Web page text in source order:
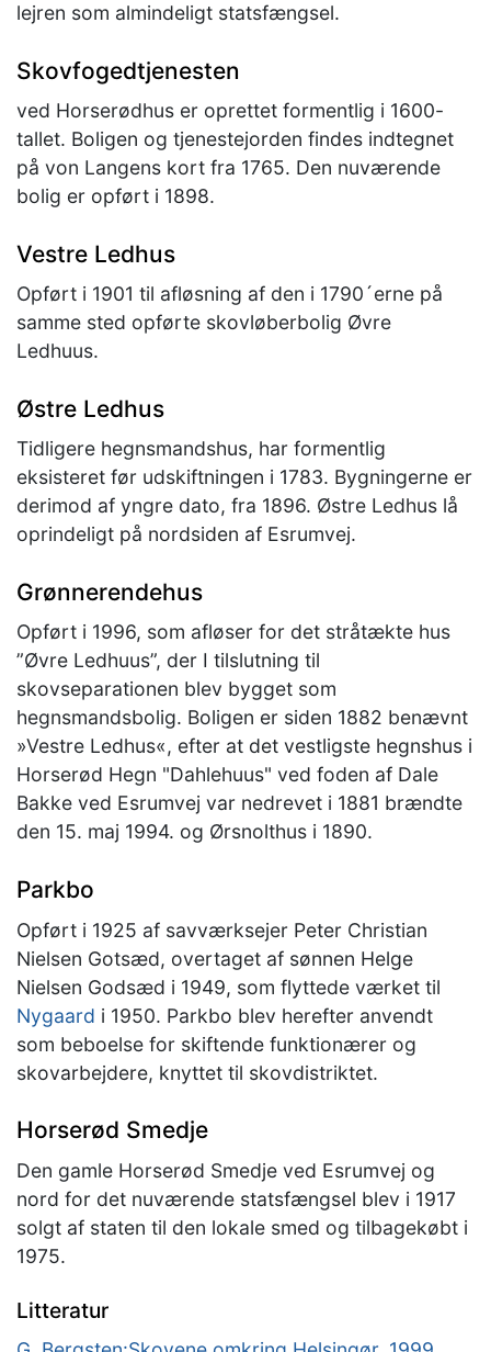
lejren som almindeligt statsfængsel.
Skovfogedtjenesten
ved Horserødhus er oprettet formentlig i 1600-
tallet. Boligen og tjenestejorden findes indtegnet
på von Langens kort fra 1765. Den nuværende
bolig er opført i 1898.
Vestre Ledhus
Opført i 1901 til afløsning af den i 1790´erne på
samme sted opførte skovløberbolig Øvre
Ledhuus.
Østre Ledhus
Tidligere hegnsmandshus, har formentlig
eksisteret før udskiftningen i 1783. Bygningerne er
derimod af yngre dato, fra 1896. Østre Ledhus lå
oprindeligt på nordsiden af Esrumvej.
Grønnerendehus
Opført i 1996, som afløser for det stråtækte hus
”Øvre Ledhuus”, der I tilslutning til
skovseparationen blev bygget som
hegnsmandsbolig. Boligen er siden 1882 benævnt
»Vestre Ledhus«, efter at det vestligste hegnshus i
Horserød Hegn "Dahlehuus" ved foden af Dale
Bakke ved Esrumvej var nedrevet i 1881 brændte
den 15. maj 1994. og Ørsnolthus i 1890.
Parkbo
Opført i 1925 af savværksejer Peter Christian
Nielsen Gotsæd, overtaget af sønnen Helge
Nielsen Godsæd i 1949, som flyttede værket til
Nygaard i 1950. Parkbo blev herefter anvendt
som beboelse for skiftende funktionærer og
skovarbejdere, knyttet til skovdistriktet.
Horserød Smedje
Den gamle Horserød Smedje ved Esrumvej og
nord for det nuværende statsfængsel blev i 1917
solgt af staten til den lokale smed og tilbagekøbt i
1975.
Litteratur